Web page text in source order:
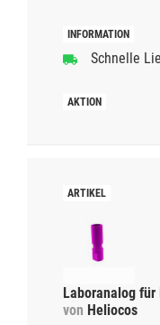
Schnelle
Laboranalog für
von Heliocos